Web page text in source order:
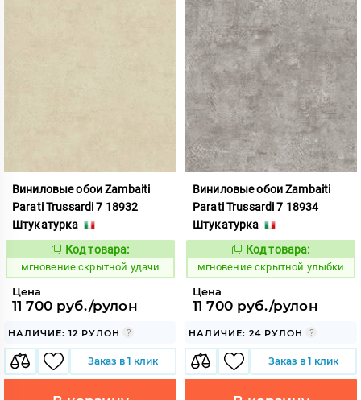
Виниловые обои Zambaiti
Parati Trussardi 7 18932
Штукатурка
948860
Код товара:
мгновение скрытной удачи
Цена
11 700 руб./рулон
НАЛИЧИЕ: 12 РУЛОН
Заказ в 1 клик
Виниловые обои Zambaiti
Parati Trussardi 7 18934
Штукатурка
948861
Код товара:
мгновение скрытной улыбки
Цена
11 700 руб./рулон
НАЛИЧИЕ: 24 РУЛОН
Заказ в 1 клик